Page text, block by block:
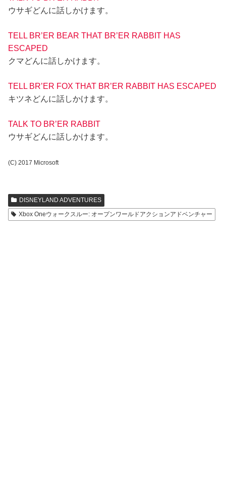
ウサギどんに話しかけます。
TELL BR’ER BEAR THAT BR’ER RABBIT HAS
ESCAPED
クマどんに話しかけます。
TELL BR’ER FOX THAT BR’ER RABBIT HAS ESCAPED
キツネどんに話しかけます。
TALK TO BR’ER RABBIT
ウサギどんに話しかけます。
(C) 2017 Microsoft
DISNEYLAND ADVENTURES
Xbox Oneウォークスルー: オープンワールドアクションアドベンチャー